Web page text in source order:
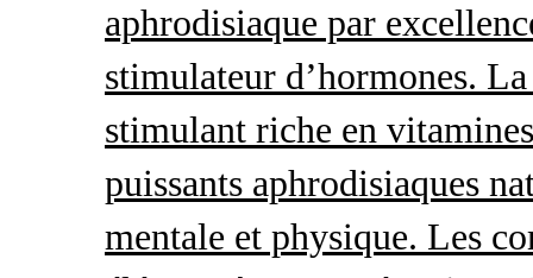
aphrodisiaque par
stimulateur d’hormones.
stimulant riche en
puissants aphrodisiaques
mentale et physique. Les